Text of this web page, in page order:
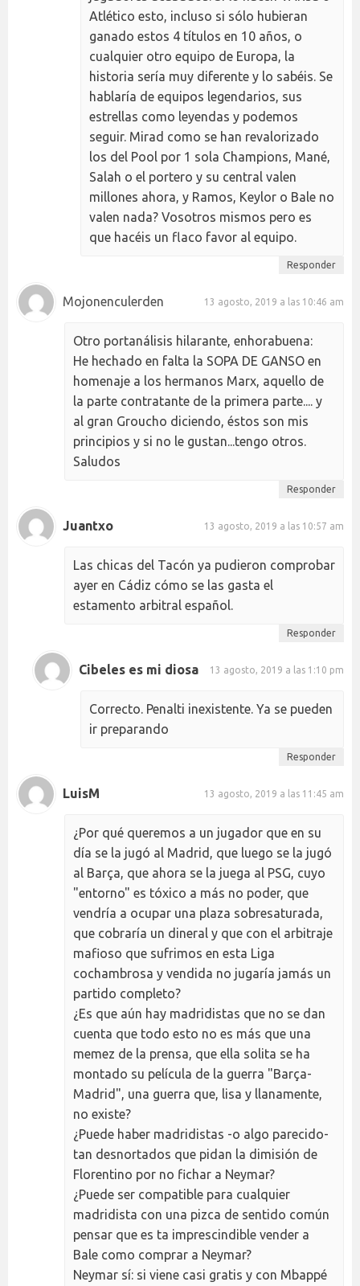
Atlético esto, incluso si sólo hubieran
ganado estos 4 títulos en 10 años, o
cualquier otro equipo de Europa, la
historia sería muy diferente y lo sabéis. Se
hablaría de equipos legendarios, sus
estrellas como leyendas y podemos
seguir. Mirad como se han revalorizado
los del Pool por 1 sola Champions, Mané,
Salah o el portero y su central valen
millones ahora, y Ramos, Keylor o Bale no
valen nada? Vosotros mismos pero es
que hacéis un flaco favor al equipo.
Responder
Mojonenculerden 13 agosto, 2019 a las 10:46 am
Otro portanálisis hilarante, enhorabuena:
He hechado en falta la SOPA DE GANSO en
homenaje a los hermanos Marx, aquello de
la parte contratante de la primera parte.... y
al gran Groucho diciendo, éstos son mis
principios y si no le gustan...tengo otros.
Saludos
Responder
Juantxo 13 agosto, 2019 a las 10:57 am
Las chicas del Tacón ya pudieron comprobar
ayer en Cádiz cómo se las gasta el
estamento arbitral español.
Responder
Cibeles es mi diosa 13 agosto, 2019 a las 1:10 pm
Correcto. Penalti inexistente. Ya se pueden
ir preparando
Responder
LuisM 13 agosto, 2019 a las 11:45 am
¿Por qué queremos a un jugador que en su
día se la jugó al Madrid, que luego se la jugó
al Barça, que ahora se la juega al PSG, cuyo
"entorno" es tóxico a más no poder, que
vendría a ocupar una plaza sobresaturada,
que cobraría un dineral y que con el arbitraje
mafioso que sufrimos en esta Liga
cochambrosa y vendida no jugaría jamás un
partido completo?
¿Es que aún hay madridistas que no se dan
cuenta que todo esto no es más que una
memez de la prensa, que ella solita se ha
montado su película de la guerra "Barça-
Madrid", una guerra que, lisa y llanamente,
no existe?
¿Puede haber madridistas -o algo parecido-
tan desnortados que pidan la dimisión de
Florentino por no fichar a Neymar?
¿Puede ser compatible para cualquier
madridista con una pizca de sentido común
pensar que es ta imprescindible vender a
Bale como comprar a Neymar?
Neymar sí: si viene casi gratis y con Mbappé